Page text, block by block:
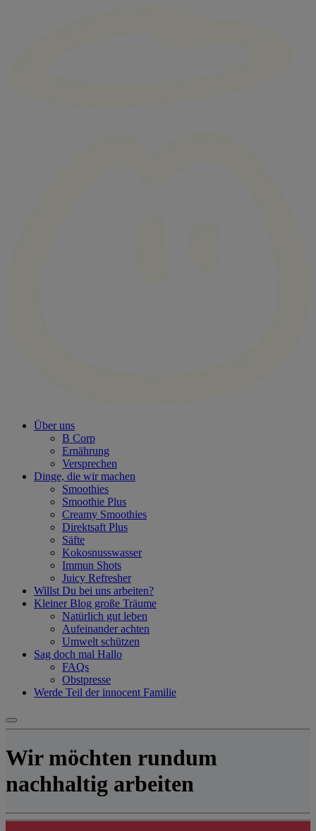
Über uns
B Corp
Ernährung
Versprechen
Dinge, die wir machen
Smoothies
Smoothie Plus
Creamy Smoothies
Direktsaft Plus
Säfte
Kokosnusswasser
Immun Shots
Juicy Refresher
Willst Du bei uns arbeiten?
Kleiner Blog große Träume
Natürlich gut leben
Aufeinander achten
Umwelt schützen
Sag doch mal Hallo
FAQs
Obstpresse
Werde Teil der innocent Familie
Wir möchten rundum
nachhaltig arbeiten